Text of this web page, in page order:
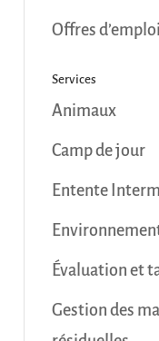
Offres d’emploi
Services
Animaux
Camp de jour
Entente
Évaluation et
Gestion des